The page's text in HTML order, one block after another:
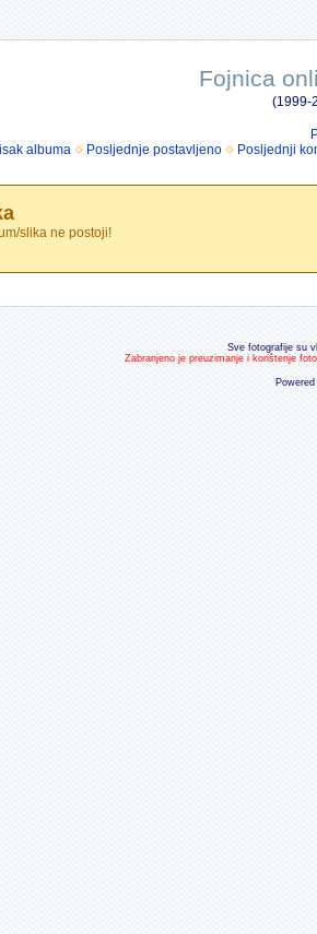
Fojnica
(1999-
albuma
Posljednje postavljeno Posljednji
slika ne postoji!
Sve fotografije su
Zabranjeno je preuzimanje i korištenje